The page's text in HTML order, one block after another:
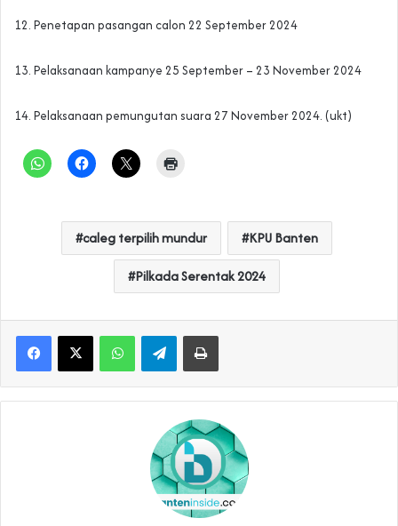
12. Penetapan pasangan calon 22 September 2024
13. Pelaksanaan kampanye 25 September – 23 November 2024
14. Pelaksanaan pemungutan suara 27 November 2024. (ukt)
caleg terpilih mundur KPU Banten
Pilkada Serentak 2024
WhatsAppTelegramPrint